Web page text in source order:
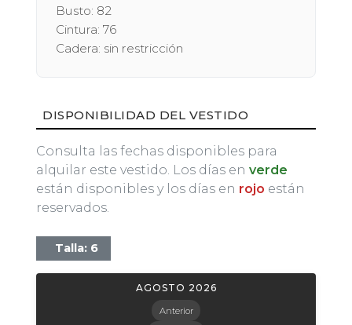
Busto: 82
Cintura: 76
Cadera: sin restricción
DISPONIBILIDAD DEL VESTIDO
Consulta las fechas disponibles para
alquilar este vestido. Los días en verde
están disponibles y los días en rojo están
reservados.
Talla: 6
Anterior
AGOSTO 2026